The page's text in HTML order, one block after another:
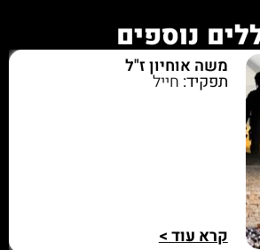
נוספים
משה אוחיון ז"ל
תפקיד: חייל
קרא עוד >